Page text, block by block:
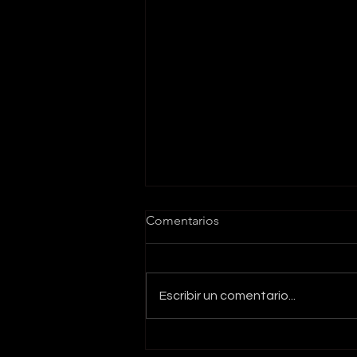
Comentarios
Escribir un comentario...